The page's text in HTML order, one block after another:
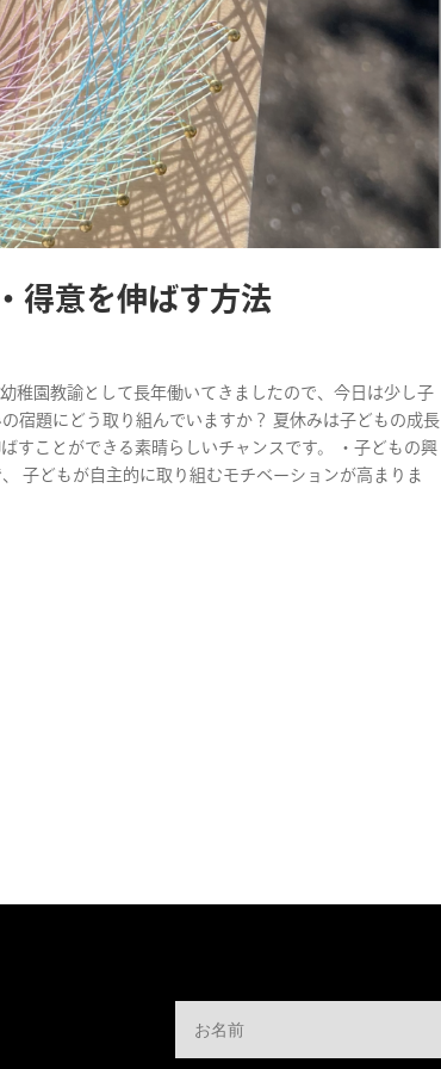
得意を伸ばす方法
稚園教諭として長年働いてきましたので、今日は少し子
宿題にどう取り組んでいますか？ 夏休みは子どもの成長
すことができる素晴らしいチャンスです。 ・子どもの興
子どもが自主的に取り組むモチベーションが高まりま